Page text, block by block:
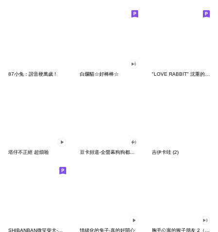
87小兔：諧音梗萬歲 ! 白爛貓☆好棒棒☆ "LOVE RABBIT" 沈重的愛 台灣版
塔仔不正經 超煩啪 吉伊卡哇 (2)
SHIBANBAN微笑柴犬-廢柴寶寶日常 情緒化的兔子-真的好開心 胸毛公寓的猴子朋友 2（有聲動態）